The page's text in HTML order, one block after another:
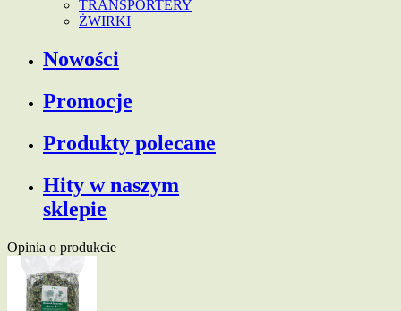
TRANSPORTERY
ŻWIRKI
Nowości
Promocje
Produkty polecane
Hity w naszym
sklepie
Opinia o produkcie